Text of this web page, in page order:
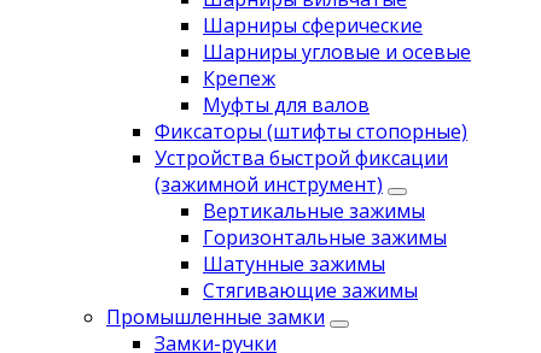
Шарниры сферические
Шарниры угловые и осевые
Крепеж
Муфты для валов
Фиксаторы (штифты стопорные)
Устройства быстрой фиксации
(зажимной инструмент)
Вертикальные зажимы
Горизонтальные зажимы
Шатунные зажимы
Стягивающие зажимы
Промышленные замки
Замки-ручки